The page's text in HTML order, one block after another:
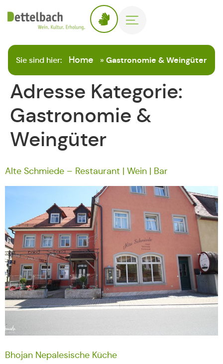
Sie sind hier: Home » Gastronomie & Weingüter
Adresse Kategorie:
Gastronomie &
Weingüter
Alte Schmiede – Restaurant | Wein | Bar
Bhojan Nepalesische Küche